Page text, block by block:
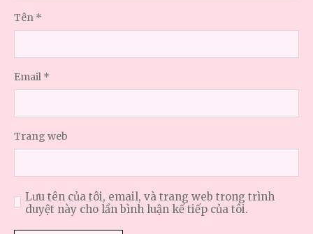
Tên *
Email *
Trang web
Lưu tên của tôi, email, và trang web trong trình
duyệt này cho lần bình luận kế tiếp của tôi.